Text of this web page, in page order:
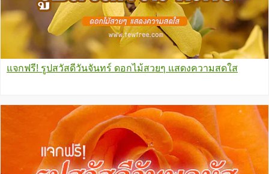
แจกฟรี! รูปสวัสดีวันจันทร์ ดอกไม้สวยๆ แสดงความสดใส